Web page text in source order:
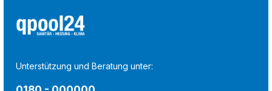
Unterstützung und Beratung unter: